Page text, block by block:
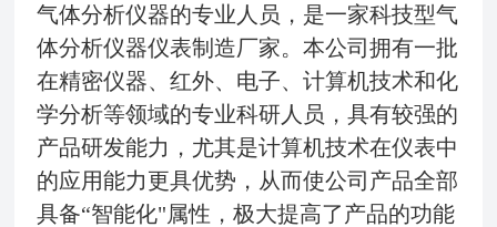
气体分析仪器的专业人员，是一家科技型气
体分析仪器仪表制造厂家。本公司拥有一批
在精密仪器、红外、电子、计算机技术和化
学分析等领域的专业科研人员，具有较强的
产品研发能力，尤其是计算机技术在仪表中
的应用能力更具优势，从而使公司产品全部
具备“智能化"属性，极大提高了产品的功能